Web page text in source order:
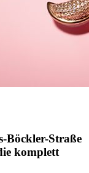
Böckler-Straße
komplett